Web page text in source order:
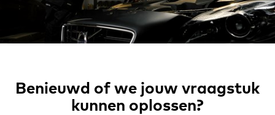
Benieuwd of we jouw vraagstuk
kunnen oplossen?